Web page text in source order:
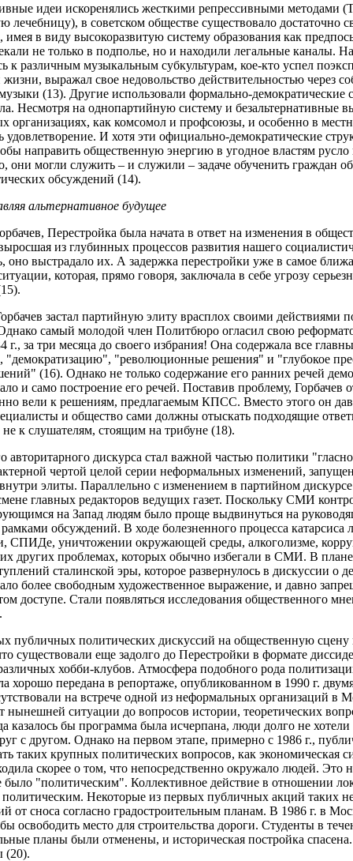
идеи искоренялись жесткими репрессивными методами
лечебницу), в советском обществе существовало достаточно
в виду высокоразвитую систему образования как
не только в подполье, но и находили легальные каналы.
различным музыкальным субкультурам, кое-кто успел
выражал свое недовольство действительностью через
(13). Другие использовали формально-демократические
Несмотря на однопартийную систему и безальтернативные
организациях, как комсомол и профсоюзы, и особенно в
И хотя эти официально-демократические
направить общественную энергию в угодное властям
они могли служить – и служили – задаче обученить граждан
обсуждений (14).
альтернативное будущее
Перестройка была начата в ответ на изменения в
из глубинных процессов развития нашего
оно выстрадало их. А задержка перестройки уже в самое
которая, прямо говоря, заключала в себе угрозу
застал партийную элиту врасплох своими действиями
Однако самый молодой член Политбюро огласил свою
г., за три месяца до своего избрания! Она содержала все
"демократизацию", "революционные решения" и "глубокое
(16). Однако не только содержание его ранних речей
и само построение его речей. Поставив проблему, Горбачев
вели к решениям, предлагаемым КПСС. Вместо этого он
и общество сами должны отыскать подходящие
к слушателям, стоящим на трибуне (18).
авторитарного дискурса стал важной частью политики
чертой целой серии неформальных изменений,
элиты. Параллельно с изменением в партийном
главных редакторов ведущих газет. Поскольку СМИ
на Запад людям было проще выдвинуться на
обсуждений. В ходе болезненного процесса катарсиса
СПИДе, уничтожении окружающей среды, алкоголизме,
других проблемах, которых обычно избегали в СМИ. В плане
сталинской эры, которое развернулось в дискуссии о
более свободным художественное выражение, и давно
доступе. Стали появляться исследования общественного
публичных политических дискуссий на общественную
существовали еще задолго до Перестройки в формате
хобби-клубов. Атмосфера подобного рода
хорошо передана в репортаже, опубликованном в 1990 г.
на встрече одной из неформальных организаций в
нынешней ситуации до вопросов истории, теоретических
казалось бы программа была исчерпана, люди долго не хотели
с другом. Однако на первом этапе, примерно с 1986 г.,
таких крупных политических вопросов, как экономическая
скорее о том, что непосредственно окружало людей. Это
"политическим". Коллективное действие в отношении
политическим. Некоторые из первых публичных акций таких
от сноса согласно градостроительным планам. В 1986 г. в
освободить место для строительства дороги. Студенты в
планы были отменены, и историческая постройка
(20).